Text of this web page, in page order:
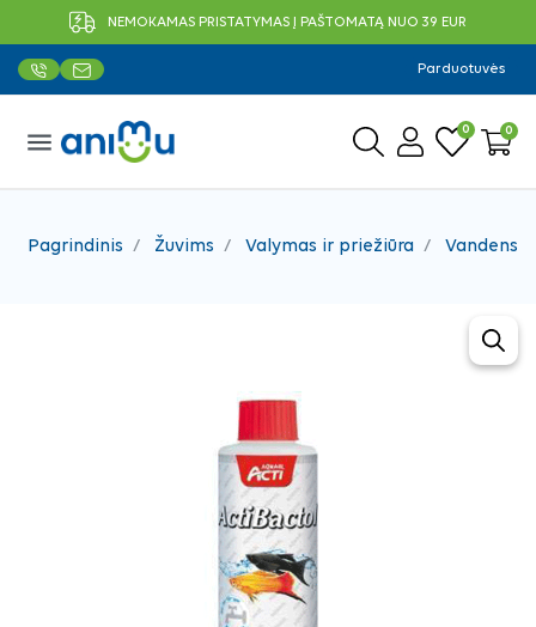
NEMOKAMAS PRISTATYMAS Į PAŠTOMATĄ NUO 39 EUR
Parduotuvės
menu 0 0
Pagrindinis Žuvims Valymas ir priežiūra Vandens